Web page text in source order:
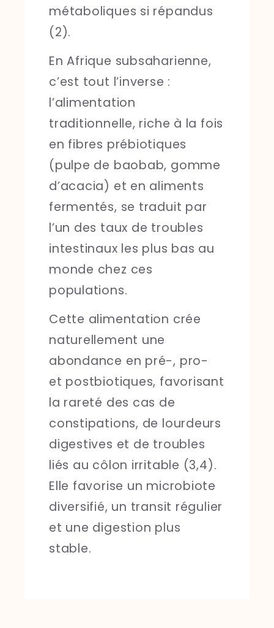
métaboliques si répandus
(2).
En Afrique subsaharienne,
c’est tout l’inverse :
l’alimentation
traditionnelle, riche à la fois
en fibres prébiotiques
(pulpe de baobab, gomme
d’acacia) et en aliments
fermentés, se traduit par
l’un des taux de troubles
intestinaux les plus bas au
monde chez ces
populations.
Cette alimentation crée
naturellement une
abondance en pré-, pro-
et postbiotiques, favorisant
la rareté des cas de
constipations, de lourdeurs
digestives et de troubles
liés au côlon irritable (3,4).
Elle favorise un microbiote
diversifié, un transit régulier
et une digestion plus
stable.